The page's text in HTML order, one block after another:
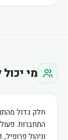
מי
חלק גדול
התחברות.
וניהול